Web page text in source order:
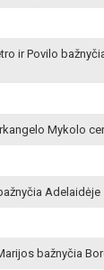
ir Povilo
Mykolo
Adelaidėje
bažnyčia